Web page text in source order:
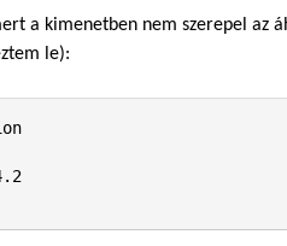
a kimenetben nem szerepel az
le):